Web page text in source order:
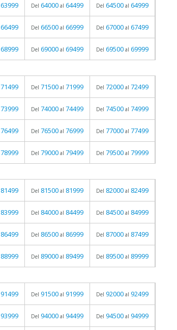
63999 Del 64000 al 64499 Del 64500 al 64999
66499 Del 66500 al 66999 Del 67000 al 67499
68999 Del 69000 al 69499 Del 69500 al 69999
71499 Del 71500 al 71999 Del 72000 al 72499
73999 Del 74000 al 74499 Del 74500 al 74999
76499 Del 76500 al 76999 Del 77000 al 77499
78999 Del 79000 al 79499 Del 79500 al 79999
81499 Del 81500 al 81999 Del 82000 al 82499
83999 Del 84000 al 84499 Del 84500 al 84999
86499 Del 86500 al 86999 Del 87000 al 87499
88999 Del 89000 al 89499 Del 89500 al 89999
91499 Del 91500 al 91999 Del 92000 al 92499
93999 Del 94000 al 94499 Del 94500 al 94999